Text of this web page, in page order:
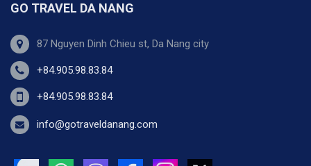
GO TRAVEL DA NANG
87 Nguyen Dinh Chieu st, Da Nang city
+84.905.98.83.84
+84.905.98.83.84
info@gotraveldanang.com